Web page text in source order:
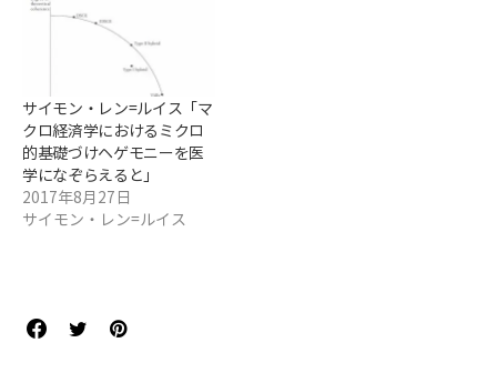
サイモン・レン=ルイス「マ
クロ経済学におけるミクロ
的基礎づけヘゲモニーを医
学になぞらえると」
2017年8月27日
サイモン・レン=ルイス